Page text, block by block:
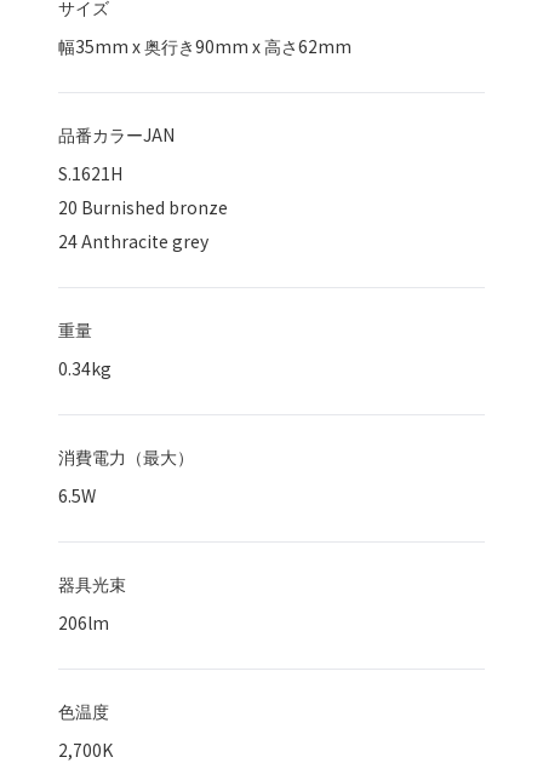
サイズ
幅35mm x 奥行き90mm x 高さ62mm
品番カラーJAN
S.1621H
20 Burnished bronze
24 Anthracite grey
重量
0.34kg
消費電力（最大）
6.5W
器具光束
206lm
色温度
2,700K